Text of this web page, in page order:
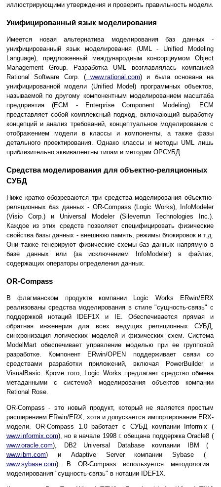
иллюстрирующими утверждения и проверить правильность модели.
Унифицированный язык моделирования
Имеется новая альтернатива моделирования баз данных -
унифицированный язык моделирования (UML - Unified Modeling
Language), предложенный международным консорциумом Object
Management Group. Разработка UML возглавлялась компанией
Rational Software Corp. (www.rational.com) и была основана на
унифицированной модели (Unified Model) программных объектов,
называемой по другому компонентным моделированием масштаба
предприятия (ECM - Enterprise Component Modeling). ECM
представляет собой комплексный подход, включающий выработку
концепций и анализ требований, концептуальное моделирование с
отображением модели в классы и компоненты, а также фазы
детального проектирования. Однако классы и методы UML лишь
приблизительно эквивалентны типам и методам ОРСУБД.
Средства моделирования для объектно-реляционных
СУБД
Ниже кратко обозреваются три средства моделирования объектно-
реляционных баз данных - OR-Compass (Logic Works), InfoModeler
(Visio Corp.) и Universal Modeler (Sileverrun Technologies Inc.).
Каждое из этих средств позволяет специфицировать физические
свойства базы данных - внешнюю память, режимы блокировок и т.д.
Они также генерируют физические схемы баз данных напрямую в
базе данных или (за исключением InfoModeler) в файлах,
содержащих операторы определения данных.
OR-Compass
В флагманском продукте компании Logic Works ERwin/ERX
реализованы средства моделирования в стиле "сущность-связь" с
поддержкой нотаций IDEF1X и IE. Обеспечивается прямая и
обратная инженерия для всех ведущих реляционных СУБД,
синхронизация логических моделей и физических схем. Система
ModelMart обеспечивает управление моделью при ее групповой
разработке. Компонент ERwin/OPEN поддерживает связи со
средствами разработки приложений, включая PowerBuilder и
VisualBasic. Кроме того, Logic Works предлагает средство обмена
метаданными с системой моделирования объектов компании
Retional Rose.
OR-Compass - это новый продукт, который не является простым
расширением ERwin/ERX, хотя и допускается импортирование ERX-
модели. OR-Compass 1.0 работает с СУБД компании Informix (
www.informix.com), но в начале 1998 г. обещана поддержка Oracle8 (
www.oracle.com), DB2 Universal Database компании IBM (
www.ibm.com) и Adaptive Server компании Sybase (
www.sybase.com). В OR-Compass используется методология
моделирования "сущность-связь" в нотации IDEF1X.